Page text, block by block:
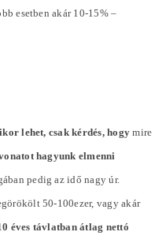
esetben akár 10-15% –
lehet, csak kérdés, hogymire
hagyunk elmenni
pedig az idő nagy úr.
50-100ezer, vagy akár
éves távlatban átlag nettó